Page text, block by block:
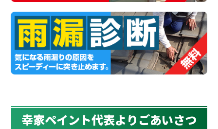
幸家ペイント代表よりごあいさつ